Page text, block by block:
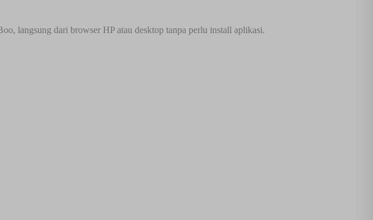
langsung dari browser HP atau desktop tanpa perlu install aplikasi.